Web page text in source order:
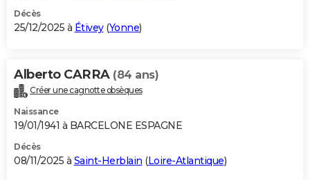
Décès
25/12/2025 à Étivey(Yonne)
Alberto CARRA (84 ans)
Créer une cagnotte obsèques
Naissance
19/01/1941 à BARCELONE ESPAGNE
Décès
08/11/2025 à Saint-Herblain (Loire-Atlantique)